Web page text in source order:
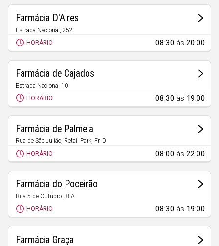
Farmácia D'Aires
Estrada Nacional, 252
Palmela
HORÁRIO 08:30 às20:00
Farmácia de Cajados
Estrada Nacional 10
Marateca
HORÁRIO 08:30 às 19:00
Farmácia de Palmela
Rua de São Julião, Retail Park, Fr. D
Palmela
HORÁRIO 08:00 às22:00
Farmácia do Poceirão
Rua 5 de Outubro , 8-A
Poceirão
HORÁRIO 08:30 às 19:00
Farmácia Graça